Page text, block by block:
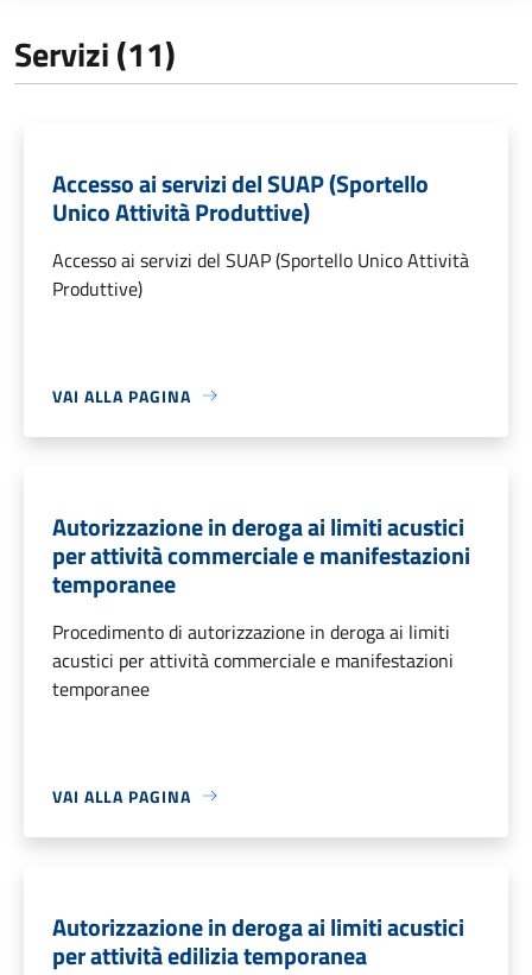
Servizi (11)
Accesso ai servizi del SUAP (Sportello
Unico Attività Produttive)
Accesso ai servizi del SUAP (Sportello Unico Attività
Produttive)
VAI ALLA PAGINA
Autorizzazione in deroga ai limiti acustici
per attività commerciale e manifestazioni
temporanee
Procedimento di autorizzazione in deroga ai limiti
acustici per attività commerciale e manifestazioni
temporanee
VAI ALLA PAGINA
Autorizzazione in deroga ai limiti acustici
per attività edilizia temporanea